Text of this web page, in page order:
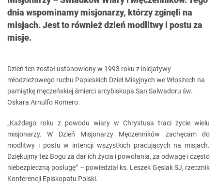
dnia wspominamy misjonarzy, którzy zginęli na
misjach. Jest to również dzień modlitwy i postu za
misje.
Dzień ten został ustanowiony w 1993 roku z inicjatywy
młodzieżowego ruchu Papieskich Dzieł Misyjnych we Włoszech na
pamiątkę męczeńskiej śmierci arcybiskupa San Salwadoru św.
Oskara Arnulfo Romero.
„Każdego roku z powodu wiary w Chrystusa traci życie wielu
misjonarzy. W Dzień Misjonarzy Męczenników zachęcam do
modlitwy i postu w intencji wszystkich pracujących na misjach.
Dziękujmy też Bogu za dar ich życia i powołania, za odwagę i często
niebezpieczną posługę” – powiedział ks. Leszek Gęsiak SJ, rzecznik
Konferencji Episkopatu Polski.